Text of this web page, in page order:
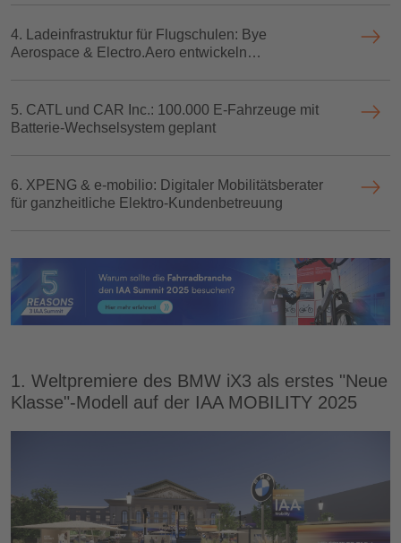
4. Ladeinfrastruktur für Flugschulen: Bye
Aerospace & Electro.Aero entwickeln
5. CATL und CAR Inc.: 100.000 E‑Fahrzeuge mit
Batterie‑Wechselsystem geplant
6. XPENG & e‑mobilio: Digitaler Mobilitätsberater
für ganzheitliche Elektro‑Kundenbetreuung
1. Weltpremiere des BMW iX3 als erstes "Neue
Klasse"-Modell auf der IAA MOBILITY 2025